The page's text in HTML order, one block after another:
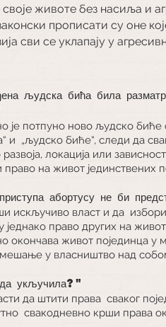
животе без насиља и
прописати су оне
сви се уклапају у
људска бића била
је потпуно ново људско
и „људско биће“, следи да
развоја, локација или
право на живот јединствених
абортусу не би
искључиво власт и да
једнако право других на живот
окончава живот појединца у
у власништво над
укључила?"
да штити права сваког
свакодневно крши права